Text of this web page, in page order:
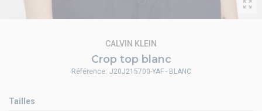
Crop top blanc
CALVIN KLEIN
Tailles
Référence: J20J215700-YAF - BLANC